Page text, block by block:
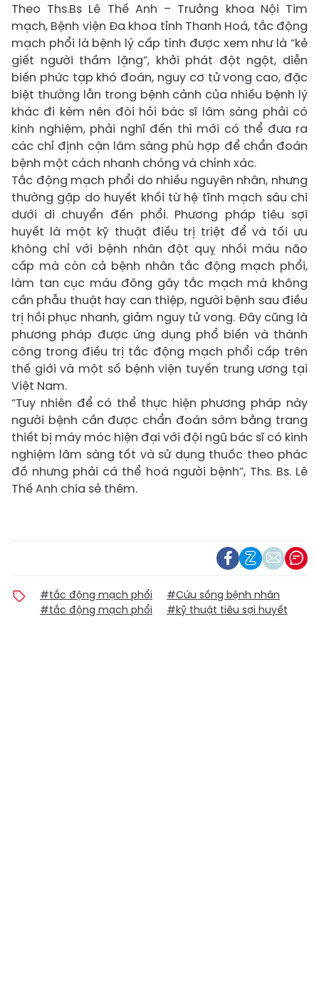
Theo Ths.Bs Lê Thế Anh – Trưởng khoa Nội Tim
mạch, Bệnh viện Đa khoa tỉnh Thanh Hoá, tắc động
mạch phổi là bệnh lý cấp tính được xem như là “kẻ
giết người thầm lặng”, khởi phát đột ngột, diễn
biến phức tạp khó đoán, nguy cơ tử vong cao, đặc
biệt thường lẫn trong bệnh cảnh của nhiều bệnh lý
khác đi kèm nên đòi hỏi bác sĩ lâm sàng phải có
kinh nghiệm, phải nghĩ đến thì mới có thể đưa ra
các chỉ định cận lâm sàng phù hợp để chẩn đoán
bệnh một cách nhanh chóng và chính xác.
Tắc động mạch phổi do nhiều nguyên nhân, nhưng
thường gặp do huyết khối từ hệ tĩnh mạch sâu chi
dưới di chuyển đến phổi. Phương pháp tiêu sợi
huyết là một kỹ thuật điều trị triệt để và tối ưu
không chỉ với bệnh nhân đột quỵ nhồi máu não
cấp mà còn cả bệnh nhân tắc động mạch phổi,
làm tan cục máu đông gây tắc mạch mà không
cần phẫu thuật hay can thiệp, người bệnh sau điều
trị hồi phục nhanh, giảm nguy tử vong. Đây cũng là
phương pháp được ứng dụng phổ biến và thành
công trong điều trị tắc động mạch phổi cấp trên
thế giới và một số bệnh viện tuyến trung ương tại
Việt Nam.
“Tuy nhiên để có thể thực hiện phương pháp này
người bệnh cần được chẩn đoán sớm bằng trang
thiết bị máy móc hiện đại với đội ngũ bác sĩ có kinh
nghiệm lâm sàng tốt và sử dụng thuốc theo phác
đồ nhưng phải cá thể hoá người bệnh”, Ths. Bs. Lê
Thế Anh chia sẻ thêm.
#tắc động mạch phổi
#Cứu sống bệnh nhân
#tắc động mạch phổi
#kỹ thuật tiêu sợi huyết